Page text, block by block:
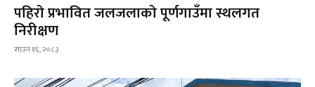
पहिरो प्रभावित जलजलाको पूर्णगाउँमा स्थलगत
निरीक्षण
साउन १६, २०८३